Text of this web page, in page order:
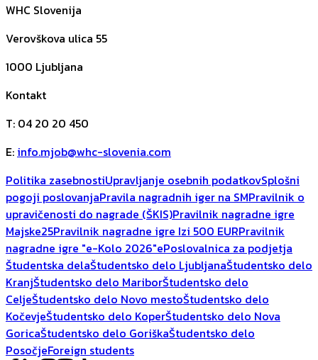
WHC Slovenija
Verovškova ulica 55
1000 Ljubljana
Kontakt
T: 04 20 20 450
E: info.mjob@whc-slovenia.com
Politika zasebnostiUpravljanje osebnih podatkovSplošni
pogoji poslovanjaPravila nagradnih iger na SMPravilnik o
upravičenosti do nagrade (ŠKIS)Pravilnik nagradne igre
Majske25Pravilnik nagradne igre Izi 500 EURPravilnik
nagradne igre "e-Kolo 2026"ePoslovalnica za podjetja
Študentska delaŠtudentsko delo LjubljanaŠtudentsko delo
KranjŠtudentsko delo MariborŠtudentsko delo
CeljeŠtudentsko delo Novo mestoŠtudentsko delo
KočevjeŠtudentsko delo KoperŠtudentsko delo Nova
GoricaŠtudentsko delo GoriškaŠtudentsko delo
PosočjeForeign students